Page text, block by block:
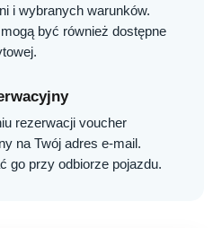
i wybranych warunków.
być również dostępne
rezerwacji voucher
na Twój adres e-mail.
go przy odbiorze pojazdu.